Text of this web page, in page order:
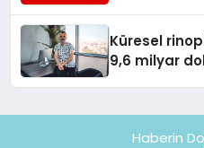
Küresel
9,6 milyar
Haberin